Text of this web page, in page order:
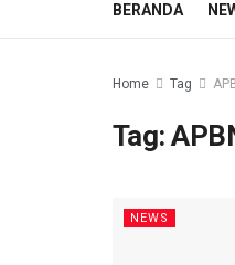
BERANDA
Home Tag
Tag:
NEWS